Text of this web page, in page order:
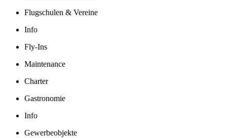
Flugschulen & Vereine
Info
Fly-Ins
Maintenance
Charter
Gastronomie
Info
Gewerbeobjekte